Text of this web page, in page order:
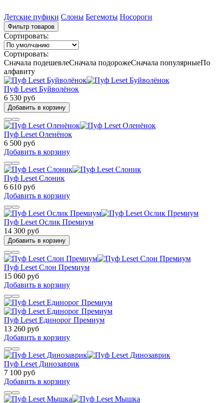
Детские пуфики Слоны Бегемоты Носороги
Фильтр товаров
Сортировать:
Сортировать:
Сначала подешевлеСначала подорожеСначала популярныеПо
алфавиту
Пуф Leset Буйволёнок
6 530 руб
Добавить в корзину
Пуф Leset Оленёнок
6 500 руб
Добавить в корзину
Пуф Leset Слоник
6 610 руб
Добавить в корзину
Пуф Leset Ослик Премиум
14 300 руб
Добавить в корзину
Пуф Leset Слон Премиум
15 060 руб
Добавить в корзину
Пуф Leset Единорог Премиум
13 260 руб
Добавить в корзину
Пуф Leset Динозаврик
7 100 руб
Добавить в корзину